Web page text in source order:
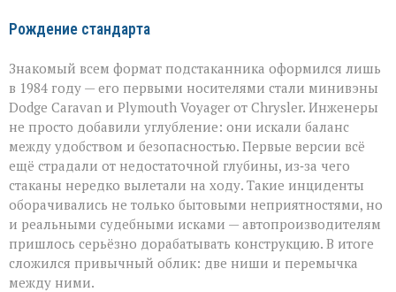
Рождение стандарта
Знакомый всем формат подстаканника оформился лишь
в 1984 году — его первыми носителями стали минивэны
Dodge Caravan и Plymouth Voyager от Chrysler. Инженеры
не просто добавили углубление: они искали баланс
между удобством и безопасностью. Первые версии всё
ещё страдали от недостаточной глубины, из‑за чего
стаканы нередко вылетали на ходу. Такие инциденты
оборачивались не только бытовыми неприятностями, но
и реальными судебными исками — автопроизводителям
пришлось серьёзно дорабатывать конструкцию. В итоге
сложился привычный облик: две ниши и перемычка
между ними.